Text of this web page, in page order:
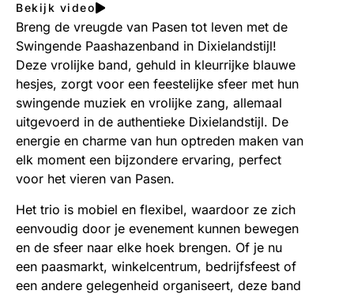
Bekijk video
Breng de vreugde van Pasen tot leven met de
Swingende Paashazenband in Dixielandstijl!
Deze vrolijke band, gehuld in kleurrijke blauwe
hesjes, zorgt voor een feestelijke sfeer met hun
swingende muziek en vrolijke zang, allemaal
uitgevoerd in de authentieke Dixielandstijl. De
energie en charme van hun optreden maken van
elk moment een bijzondere ervaring, perfect
voor het vieren van Pasen.
Het trio is mobiel en flexibel, waardoor ze zich
eenvoudig door je evenement kunnen bewegen
en de sfeer naar elke hoek brengen. Of je nu
een paasmarkt, winkelcentrum, bedrijfsfeest of
een andere gelegenheid organiseert, deze band